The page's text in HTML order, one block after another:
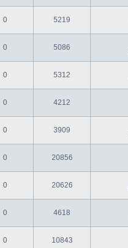
0 5219
0 5086
0 5312
0 4212
0 3909
0 20856
0 20626
0 4618
0 10843